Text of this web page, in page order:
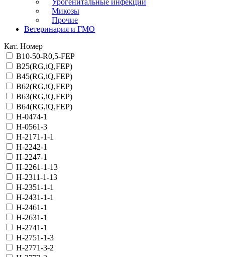
Микозы
Прочие
Ветеринария и ГМО
Кат. Номер
B10-50-R0,5-FEP
B25(RG,iQ,FEP)
B45(RG,iQ,FEP)
B62(RG,iQ,FEP)
B63(RG,iQ,FEP)
B64(RG,iQ,FEP)
H-0474-1
H-0561-3
H-2171-1-1
H-2242-1
H-2247-1
H-2261-1-13
H-2311-1-13
H-2351-1-1
H-2431-1-1
H-2461-1
H-2631-1
H-2741-1
H-2751-1-3
H-2771-3-2